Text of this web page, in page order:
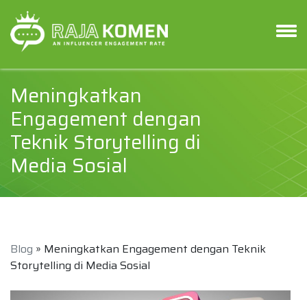
Meningkatkan
Engagement dengan
Teknik Storytelling di
Media Sosial
Blog » Meningkatkan Engagement dengan Teknik
Storytelling di Media Sosial